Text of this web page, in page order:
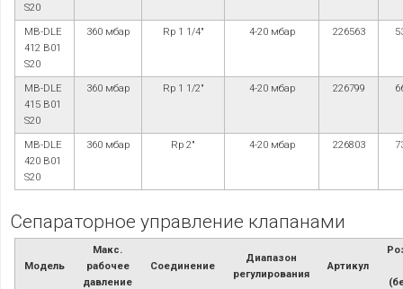
S20
MB-DLE
412 B01
S20
360 мбар Rp 1 1/4" 4-20 мбар 226563
MB-DLE
415 B01
S20
360 мбар Rp 1 1/2" 4-20 мбар 226799
MB-DLE
420 B01
S20
360 мбар Rp 2" 4-20 мбар 226803
Сепараторное управление клапанами
Модель
Макс.
рабочее
давление
Соединение
Диапазон
регулирования
Артикул